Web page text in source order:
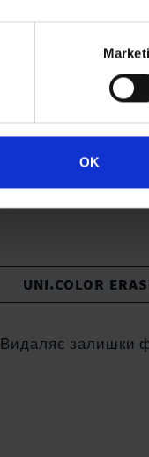
OK
UNI.COLOR
Видаляє залишки